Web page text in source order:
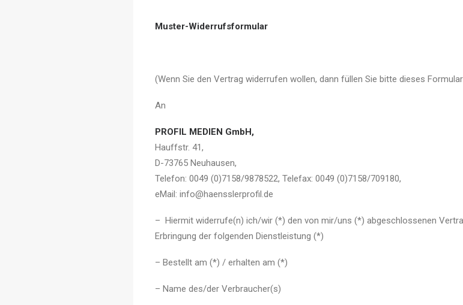
Muster-Widerrufsformular
(Wenn Sie den Vertrag widerrufen wollen, dann füllen Sie bitte dieses
An
PROFIL MEDIEN GmbH,
Hauffstr. 41,
D-73765 Neuhausen,
Telefon: 0049 (0)7158/9878522, Telefax: 0049 (0)7158/709180,
eMail: info@haensslerprofil.de
– Hiermit widerrufe(n) ich/wir (*) den von mir/uns (*) abgeschlossenen
Erbringung der folgenden Dienstleistung (*)
– Bestellt am (*) / erhalten am (*)
– Name des/der Verbraucher(s)